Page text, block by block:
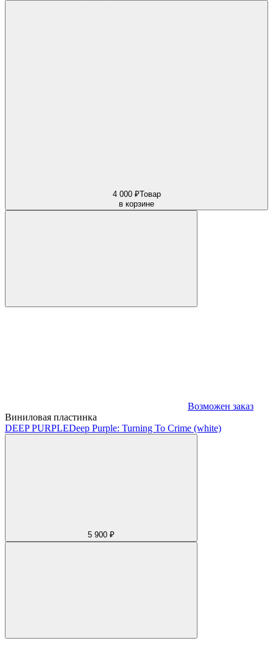
4 000 ₽Товар
в корзине
Возможен заказ
Виниловая пластинка
DEEP PURPLEDeep Purple: Turning To Crime (white)
5 900 ₽